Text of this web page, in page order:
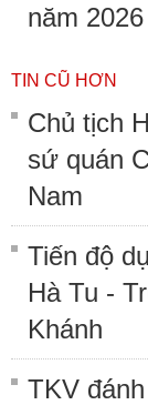
năm 2026
TIN CŨ HƠN
Chủ tịch
sứ quán
Nam
Tiến độ
Hà Tu -
Khánh
TKV